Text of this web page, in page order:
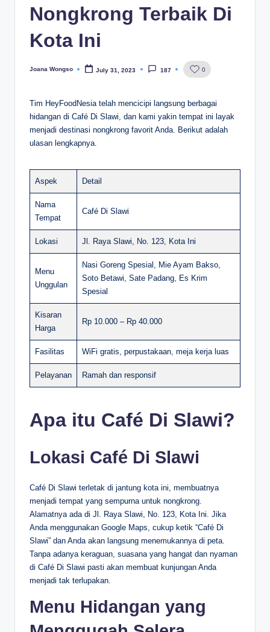
Nongkrong Terbaik Di
Kota Ini
Posted
Joana Wongso July 31, 2023 187 0
Tim HeyFoodNesia telah mencicipi langsung berbagai
hidangan di Café Di Slawi, dan kami yakin tempat ini layak
menjadi destinasi nongkrong favorit Anda. Berikut adalah
ulasan lengkapnya.
Aspek Detail
Nama
Tempat
Café Di Slawi
Lokasi Jl. Raya Slawi, No. 123, Kota Ini
Menu
Unggulan
Nasi Goreng Spesial, Mie Ayam Bakso,
Soto Betawi, Sate Padang, Es Krim
Spesial
Kisaran
Harga
Rp 10.000 – Rp 40.000
Fasilitas WiFi gratis, perpustakaan, meja kerja luas
Pelayanan Ramah dan responsif
Apa itu Café Di Slawi?
Lokasi Café Di Slawi
Café Di Slawi terletak di jantung kota ini, membuatnya
menjadi tempat yang sempurna untuk nongkrong.
Alamatnya ada di Jl. Raya Slawi, No. 123, Kota Ini. Jika
Anda menggunakan Google Maps, cukup ketik “Café Di
Slawi” dan Anda akan langsung menemukannya di peta.
Tanpa adanya keraguan, suasana yang hangat dan nyaman
di Café Di Slawi pasti akan membuat kunjungan Anda
menjadi tak terlupakan.
Menu Hidangan yang